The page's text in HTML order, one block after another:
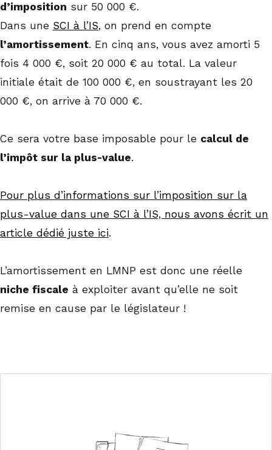
d’imposition sur 50 000 €.
Dans une SCI à l’IS, on prend en compte
l’amortissement. En cinq ans, vous avez amorti 5
fois 4 000 €, soit 20 000 € au total. La valeur
initiale était de 100 000 €, en soustrayant les 20
000 €, on arrive à 70 000 €.
Ce sera votre base imposable pour le calcul de
l’impôt sur la plus-value.
Pour plus d’informations sur l’imposition sur la
plus-value dans une SCI à l’IS, nous avons écrit un
article dédié juste ici.
L’amortissement en LMNP est donc une réelle
niche fiscale à exploiter avant qu’elle ne soit
remise en cause par le législateur !